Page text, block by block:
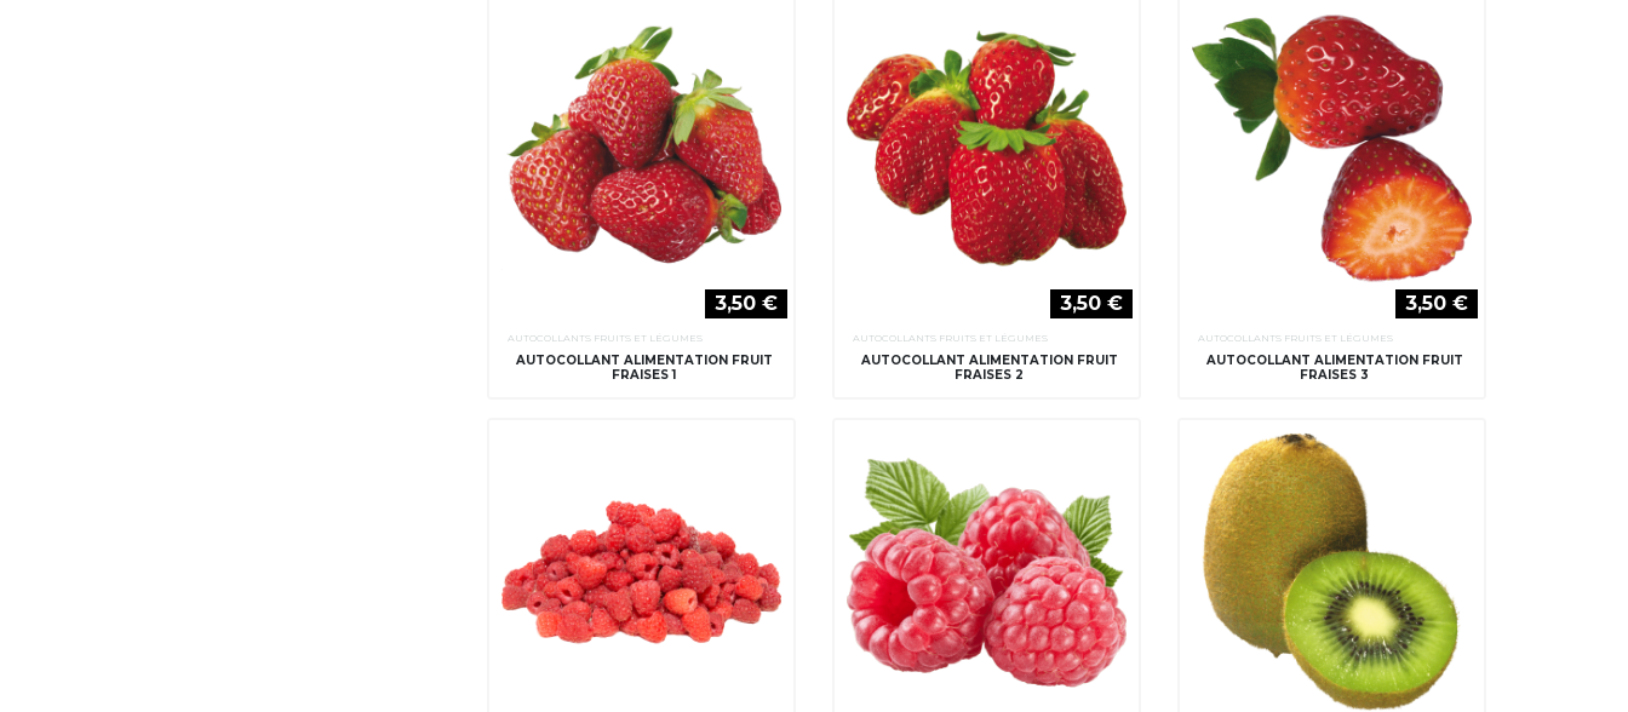
3,50 €
AUTOCOLLANTS FRUITS ET LÉGUMES
AUTOCOLLANT ALIMENTATION FRUIT
FRAISES 1
3,50 €
AUTOCOLLANTS FRUITS ET LÉGUMES
AUTOCOLLANT ALIMENTATION FRUIT
FRAISES 2
3,50 €
AUTOCOLLANTS FRUITS ET LÉGUMES
AUTOCOLLANT ALIMENTATION FRUIT
FRAISES 3